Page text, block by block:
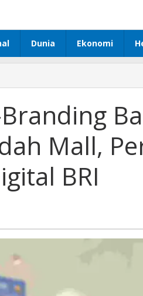
Dunia Ekonomi
Mall,
BRI